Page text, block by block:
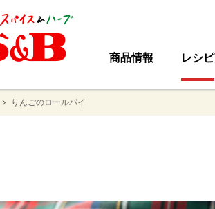
商品情報 レシピ
りんごのロールパイ